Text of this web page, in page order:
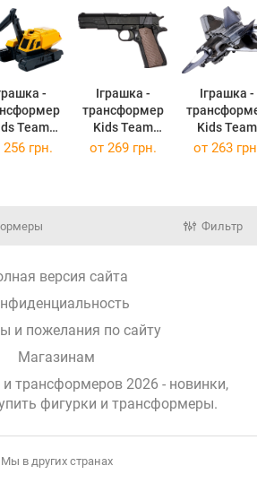
-
Team
Іграшка -
трансформер
Kids Team
Пістолет
Іграшка -
Kids Team
Літак F-22
256 грн. от 269 грн. от 263
Фильтр
версия сайта
и пожелания по сайту
Магазинам
трансформеров 2026 - новинки,
фигурки и трансформеры.
Мы в других странах